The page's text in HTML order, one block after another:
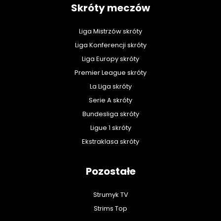
Skróty meczów
Liga Mistrzów skróty
Liga Konferencji skróty
Liga Europy skróty
Premier League skróty
La Liga skróty
Serie A skróty
Bundesliga skróty
Ligue 1 skróty
Ekstraklasa skróty
Pozostałe
Strumyk TV
Strims Top